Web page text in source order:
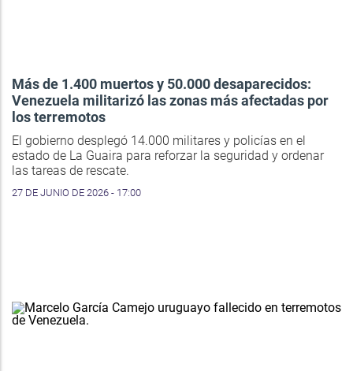
Más de 1.400 muertos y 50.000 desaparecidos:
Venezuela militarizó las zonas más afectadas por
los terremotos
El gobierno desplegó 14.000 militares y policías en el
estado de La Guaira para reforzar la seguridad y ordenar
las tareas de rescate.
27 DE JUNIO DE 2026 - 17:00